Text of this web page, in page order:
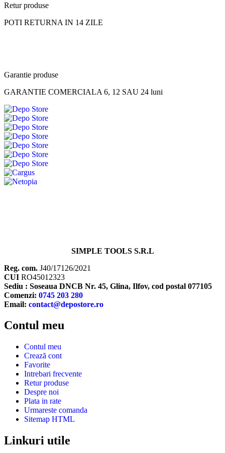
Retur produse
POTI RETURNA IN 14 ZILE
Garantie produse
GARANTIE COMERCIALA 6, 12 SAU 24 luni
SIMPLE TOOLS S.R.L
Reg. com. J40/17126/2021
CUI RO45012323
Sediu : Soseaua DNCB Nr. 45, Glina, Ilfov, cod postal 077105
Comenzi: 0745 203 280
Email: contact@depostore.ro
Contul meu
Contul meu
Crează cont
Favorite
Intrebari frecvente
Retur produse
Despre noi
Plata in rate
Urmareste comanda
Sitemap HTML
Linkuri utile